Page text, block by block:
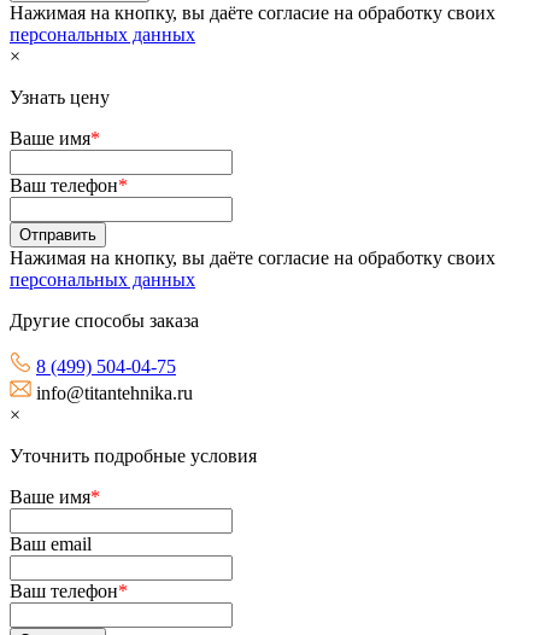
Нажимая на кнопку, вы даёте согласие на обработку своих
персональных данных
×
Узнать цену
Ваше имя*
Ваш телефон*
Нажимая на кнопку, вы даёте согласие на обработку своих
персональных данных
Другие способы заказа
8 (499) 504-04-75
info@titantehnika.ru
×
Уточнить подробные условия
Ваше имя*
Ваш email
Ваш телефон*